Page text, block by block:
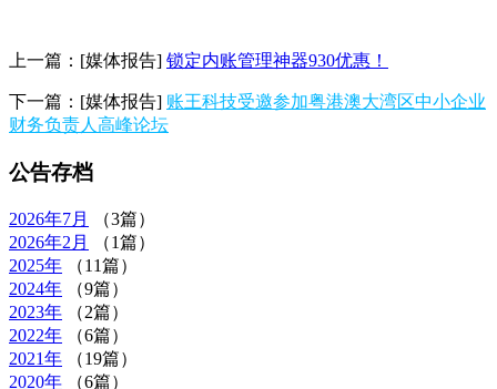
上一篇： [媒体报告] 锁定内账管理神器930优惠！
下一篇： [媒体报告] 账王科技受邀参加粤港澳大湾区中小企业
财务负责人高峰论坛
公告存档
2026年7月
（3篇）
2026年2月
（1篇）
2025年
（11篇）
2024年
（9篇）
2023年
（2篇）
2022年
（6篇）
2021年
（19篇）
2020年
（6篇）